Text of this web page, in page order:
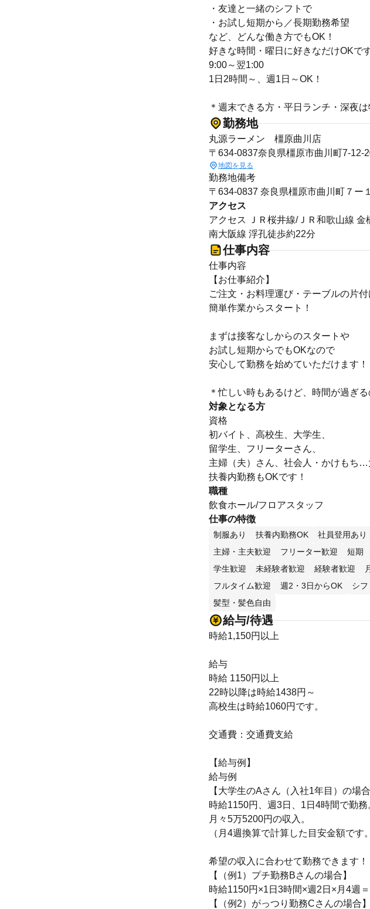
・友達と一緒のシフトで
・お試し短期から／長期勤務希望
など、どんな働き方でもOK！
好きな時間・曜日に好きなだけOKで
9:00～翌1:00
1日2時間～、週1日～OK！
＊週末できる方・平日ランチ・深夜は
勤務地
丸源ラーメン 橿原曲川店
〒634-0837奈良県橿原市曲川町7-12-
地図を見る
勤務地備考
〒634-0837 奈良県橿原市曲川町７ー
アクセス
アクセス ＪＲ桜井線/ＪＲ和歌山線
南大阪線 浮孔徒歩約22分
仕事内容
仕事内容
【お仕事紹介】
ご注文・お料理運び・テーブルの片
簡単作業からスタート！
まずは接客なしからのスタートや
お試し短期からでもOKなので
安心して勤務を始めていただけます！
＊忙しい時もあるけど、時間が過ぎ
対象となる方
資格
初バイト、高校生、大学生、
留学生、フリーターさん、
主婦（夫）さん、社会人・かけもち…
扶養内勤務もOKです！
職種
飲食ホール/フロアスタッフ
仕事の特徴
制服あり 扶養内勤務OK 社員登用あり
主婦・主夫歓迎
フリーター歓迎 短期
学生歓迎
未経験者歓迎 経験者歓迎
フルタイム歓迎
週2・3日からOK シフ
髪型・髪色自由
給与/待遇
時給1,150円以上
給与
時給 1150円以上
22時以降は時給1438円～
高校生は時給1060円です。
交通費：交通費支給
【給与例】
給与例
【大学生のAさん（入社1年目）の場合
時給1150円、週3日、1日4時間で勤務
月々5万5200円の収入。
（月4週換算で計算した目安金額です
希望の収入に合わせて勤務できます！
【（例1）プチ勤務Bさんの場合】
時給1150円×1日3時間×週2日×月4週
【（例2）がっつり勤務Cさんの場合】